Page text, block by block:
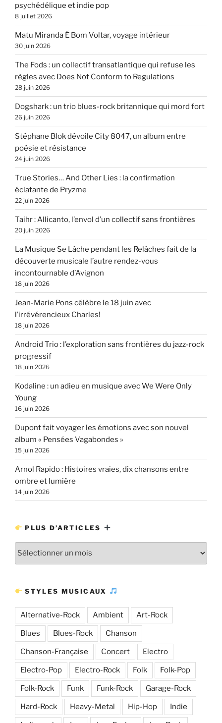
psychédélique et indie pop
8 juillet 2026
Matu Miranda É Bom Voltar, voyage intérieur
30 juin 2026
The Fods : un collectif transatlantique qui refuse les
règles avec Does Not Conform to Regulations
28 juin 2026
Dogshark : un trio blues-rock britannique qui mord fort
26 juin 2026
Stéphane Blok dévoile City 8047, un album entre
poésie et résistance
24 juin 2026
True Stories… And Other Lies : la confirmation
éclatante de Pryzme
22 juin 2026
Taihr : Allicanto, l’envol d’un collectif sans frontières
20 juin 2026
La Musique Se Lâche pendant les Relâches fait de la
découverte musicale l’autre rendez-vous
incontournable d’Avignon
18 juin 2026
Jean-Marie Pons célèbre le 18 juin avec
l’irrévérencieux Charles!
18 juin 2026
Android Trio : l’exploration sans frontières du jazz-rock
progressif
18 juin 2026
Kodaline : un adieu en musique avec We Were Only
Young
16 juin 2026
Dupont fait voyager les émotions avec son nouvel
album « Pensées Vagabondes »
15 juin 2026
Arnol Rapido : Histoires vraies, dix chansons entre
ombre et lumière
14 juin 2026
PLUS D’ARTICLES
STYLES MUSICAUX
Alternative-Rock Ambient Art-Rock
Blues Blues-Rock Chanson
Chanson-Française Concert Electro
Electro-Pop Electro-Rock Folk Folk-Pop
Folk-Rock Funk Funk-Rock Garage-Rock
Hard-Rock Heavy-Metal Hip-Hop Indie